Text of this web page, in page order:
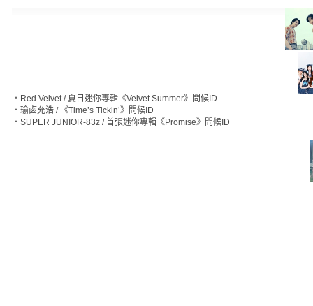
‧ Red Velvet / 夏日迷你專輯《Velvet Summer》問候ID
‧ 瑜鹵允浩 / 《Time’s Tickin’》問候ID
‧ SUPER JUNIOR-83z / 首張迷你專輯《Promise》問候ID